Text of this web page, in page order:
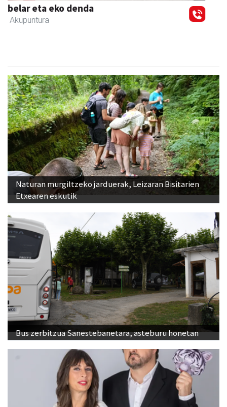
Urnietako Udala
Urnieta - Udaletxeak
Naturan murgiltzeko jarduerak, Leizaran Bisitarien
Etxearen eskutik
Bus zerbitzua Sanestebanetara, asteburu honetan